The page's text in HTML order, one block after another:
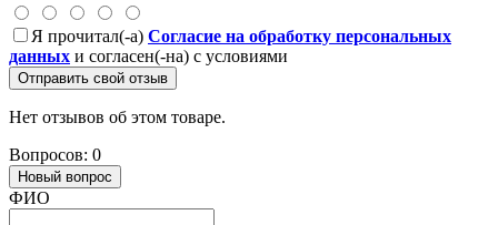
Я прочитал(-а) Согласие на обработку персональных
данных и согласен(-на) с условиями
Отправить свой отзыв
Нет отзывов об этом товаре.
Вопросов: 0
Новый вопрос
ФИО